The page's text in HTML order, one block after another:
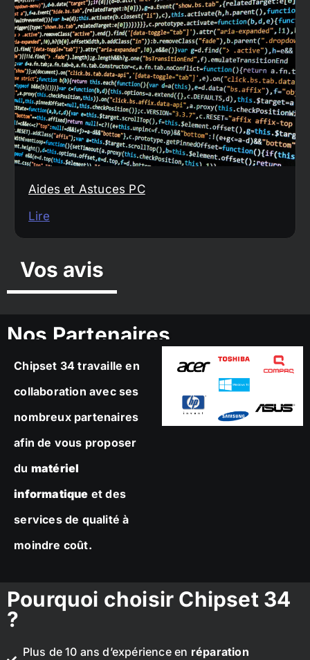
Aides et Astuces PC
Lire
Vos avis
Nos Partenaires
Chipset 34 travaille en
collaboration avec ses
nombreux partenaires
afin de vous proposer
du matériel
informatique et des
services de qualité à
moindre coût.
Pourquoi choisir Chipset 34
?
Plus de 10 ans d’expérience en réparation